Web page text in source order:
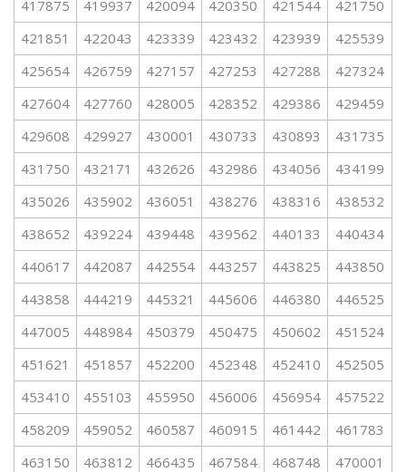
417875
419937 420094 420350 421544
421750
421851
422043 423339 423432 423939
425539
425654
426759 427157 427253 427288
427324
427604
427760 428005 428352 429386
429459
429608
429927 430001 430733 430893
431735
431750
432171 432626 432986 434056
434199
435026
435902 436051 438276 438316
438532
438652
439224 439448 439562 440133
440434
440617
442087 442554 443257 443825
443850
443858
444219 445321 445606 446380
446525
447005
448984 450379 450475 450602
451524
451621
451857 452200 452348 452410
452505
453410
455103 455950 456006 456954
457522
458209
459052 460587 460915 461442
461783
463150
463812 466435 467584 468748
470001